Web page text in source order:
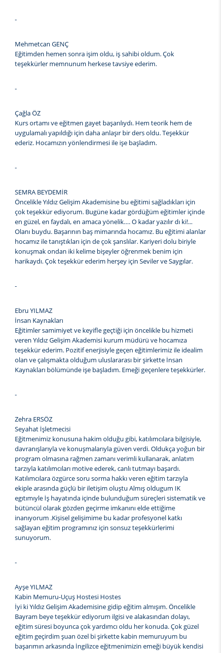
-
Mehmetcan GENÇ
Eğitimden hemen sonra işim oldu, iş sahibi oldum. Çok
teşekkürler memnunum herkese tavsiye ederim.
-
Çağla ÖZ
Kurs ortamı ve eğitmen gayet başarılıydı. Hem teorik hem de
uygulamalı yapıldığı için daha anlaşır bir ders oldu. Teşekkür
ederiz. Hocamızın yönlendirmesi ile işe başladım.
-
SEMRA BEYDEMİR
Öncelikle Yıldız Gelişim Akademisine bu eğitimi sağladıkları için
çok teşekkür ediyorum. Bugüne kadar gördüğüm eğitimler içinde
en güzel, en faydalı, en amaca yönelik…. O kadar yazılır dı ki!...
Olanı buydu. Başarının baş mimarında hocamız. Bu eğitimi alanlar
hocamız ile tanıştıkları için de çok şanslılar. Kariyeri dolu biriyle
konuşmak ondan iki kelime bişeyler öğrenmek benim için
harikaydı. Çok teşekkür ederim herşey için Seviler ve Saygılar.
-
Ebru YILMAZ
İnsan Kaynakları
Eğitimler samimiyet ve keyifle geçtiği için öncelikle bu hizmeti
veren Yıldız Gelişim Akademisi kurum müdürü ve hocamıza
teşekkür ederim. Pozitif enerjisiyle geçen eğitimlerimiz ile idealim
olan ve çalışmakta olduğum uluslararası bir şirkette İnsan
Kaynakları bölümünde işe başladım. Emeği geçenlere teşekkürler.
-
Zehra ERSÖZ
Seyahat İşletmecisi
Eğitmenimiz konusuna hakim olduğu gibi, katılımcılara bilgisiyle,
davranışlarıyla ve konuşmalarıyla güven verdi. Oldukça yoğun bir
program olmasına rağmen zamanı verimli kullanarak, anlatım
tarzıyla katılımcıları motive ederek, canlı tutmayı başardı.
Katılımcılara özgürce soru sorma hakkı veren eğitim tarzıyla
ekiple arasında güçlü bir iletişim oluştu Almış oldugum IK
egıtımıyle İş hayatında içinde bulunduğum süreçleri sistematik ve
bütüncül olarak gözden geçirme imkanını elde ettiğime
inanıyorum .Kişisel gelişimime bu kadar profesyonel katkı
sağlayan eğitim programınız için sonsuz teşekkürlerimi
sunuyorum.
-
Ayşe YILMAZ
Kabin Memuru-Uçuş Hostesi Hostes
İyi ki Yıldız Gelişim Akademisine gidip eğitim almışım. Öncelikle
Bayram beye teşekkür ediyorum ilgisi ve alakasından dolayı,
eğitim süresi boyunca çok yardımcı oldu her konuda. Çok güzel
eğitim geçirdim şuan özel bi şirkette kabin memuruyum bu
başarımın arkasında İngilizce eğitmenimizin emeği büyük kendisi